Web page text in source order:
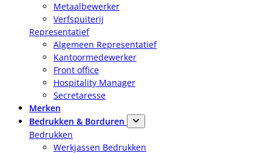
Metaalbewerker
Verfspuiterij
Representatief
Algemeen Representatief
Kantoormedewerker
Front office
Hospitality Manager
Secretaresse
Merken
Bedrukken & Borduren
Bedrukken
Werkjassen Bedrukken